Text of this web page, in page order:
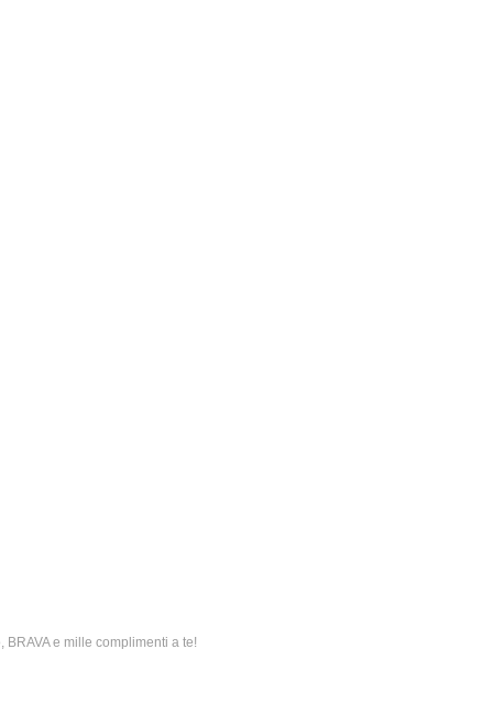
e mille complimenti a te!